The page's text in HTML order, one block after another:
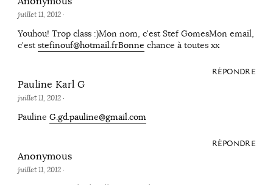
juillet 11, 2012·
Youhou! Trop class :)Mon nom, c'est Stef GomesMon email,
c'eststefinouf@hotmail.frBonne chance à toutes xx
RÉPONDRE
Pauline Karl G
juillet 11, 2012·
Pauline G.gd.pauline@gmail.com
RÉPONDRE
Anonymous
juillet 11, 2012·